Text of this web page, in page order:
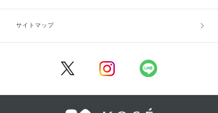
キャンセル・返品・交換
サイトマップ